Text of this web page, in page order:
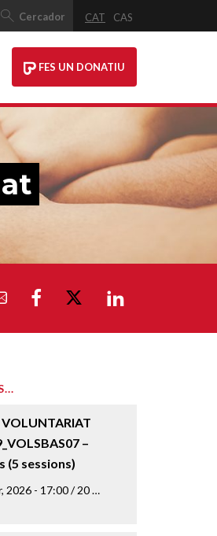
Cercador CAT CAS
FES UN DONATIU
VOLUNTARIAT
–
(5 sessions)
/ 20 October, 2026 - 20:00